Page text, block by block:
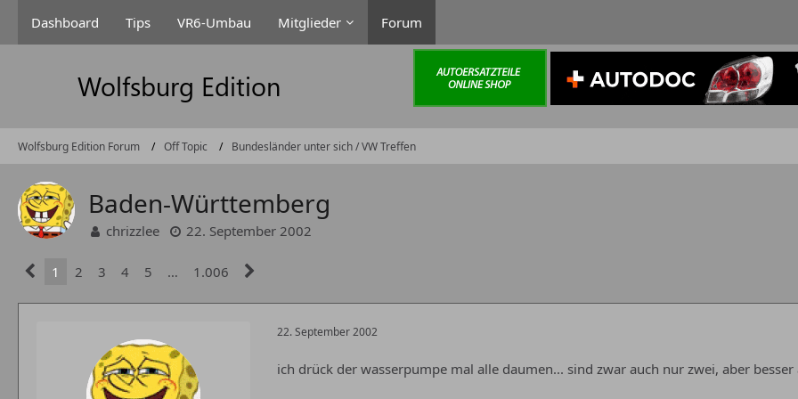
Dashboard Tips VR6-Umbau Mitglieder Forum
Wolfsburg Edition Forum Off Topic Bundesländer unter sich / VW Treffen
Baden-Württemberg
chrizzlee 22. September 2002
1 2 3 4 5 … 1.006
22. September 2002
ich drück der wasserpumpe mal alle daumen... sind zwar auch nur zwei, aber